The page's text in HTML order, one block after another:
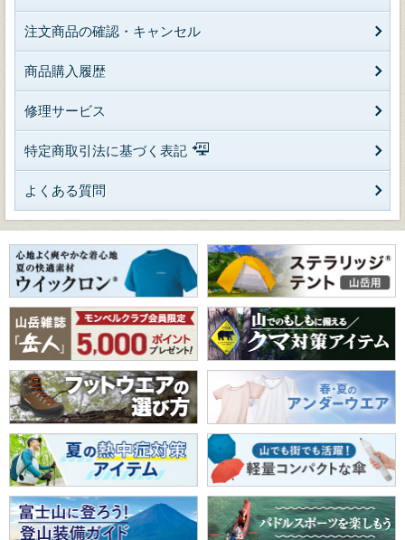
注文商品の確認・キャンセル
商品購入履歴
修理サービス
特定商取引法に基づく表記
よくある質問